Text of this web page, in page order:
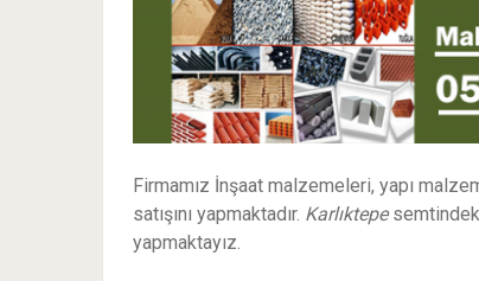
Firmamız İnşaat malzemeleri, yapı
satışını yapmaktadır. Karlıktepe
yapmaktayız.